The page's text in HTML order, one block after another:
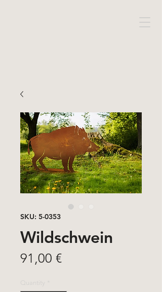
SKU: 5-0353
Wildschwein
91,00 €Price
Quantity